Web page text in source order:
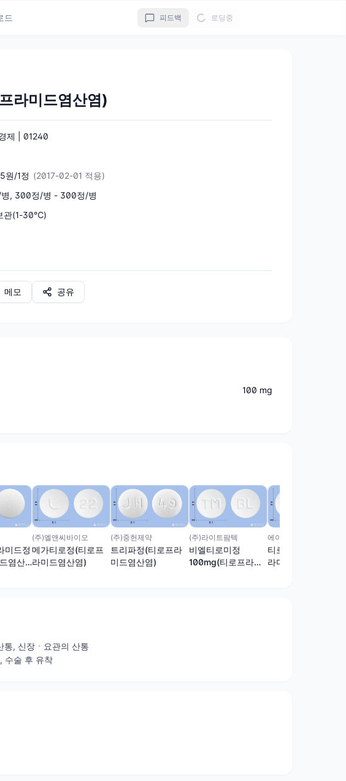
드 피드백 로딩중
라미드염산염)
제 | 01240
원/1정 (2017-02-01 적용)
, 300정/병 - 300정/병
관(1-30℃)
메모 공유
100 mg
미드정
염산
(주)엘앤씨바이오
메가티로정(티로프
라미드염산염)
(주)중헌제약
트리파정(티로프라
미드염산염)
(주)라이트팜텍
비엘티로미정
100mg(티로프라미
에이치엘비제약(주)
티로파민정(티로프
라미드염산염)
통, 신장ㆍ요관의 산통
수술 후 유착